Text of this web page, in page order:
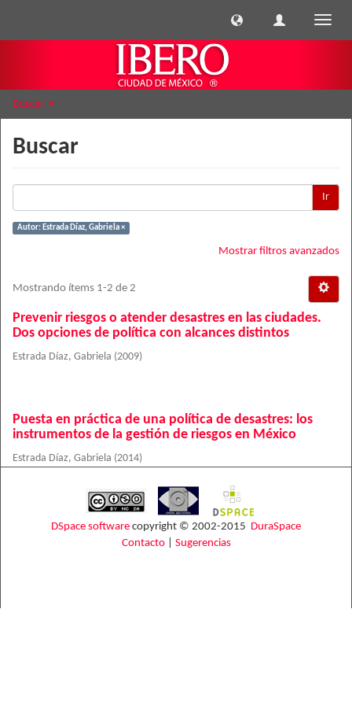
Buscar
Buscar
Ir
Autor: Estrada Díaz, Gabriela ×
Mostrar filtros avanzados
Mostrando ítems 1-2 de 2
Prevenir riesgos o atender desastres en las ciudades.
Dos opciones de política con alcances distintos
Estrada Díaz, Gabriela (2009)
Puesta en práctica de una política de desastres: los
instrumentos de la gestión de riesgos en México
Estrada Díaz, Gabriela (2014)
DSpace software copyright © 2002-2015 DuraSpace
Contacto| Sugerencias